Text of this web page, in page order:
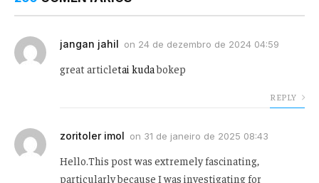
jangan jahil on 24 de dezembro de 2024 04:59
great articletai kudabokep
REPLY
zoritoler imol on 31 de janeiro de 2025 08:43
Hello.This post was extremely fascinating,
particularly because I was investigating for